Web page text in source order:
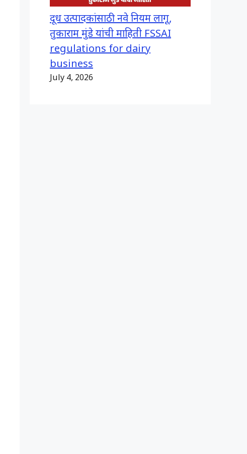
दूध उत्पादकांसाठी नवे नियम लागू,
तुकाराम मुंडे यांची माहिती FSSAI
regulations for dairy
business
July 4, 2026